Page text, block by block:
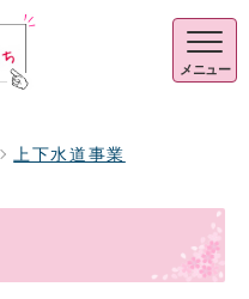
メニュー
上下水道事業